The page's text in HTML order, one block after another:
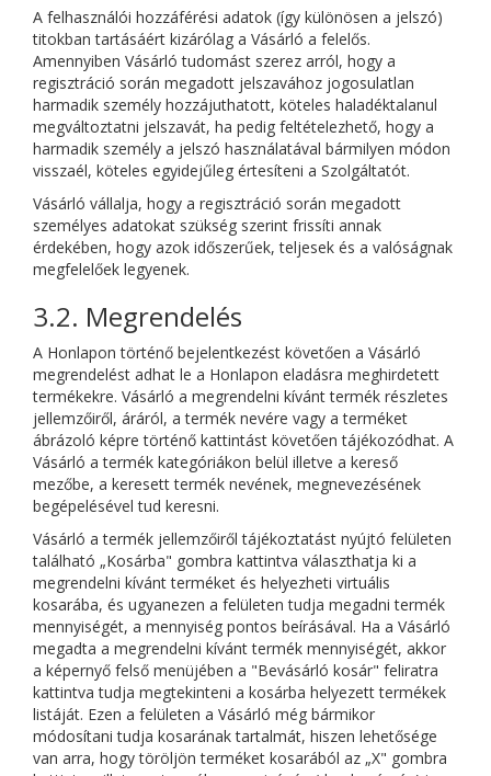
A felhasználói hozzáférési adatok (így különösen a jelszó)
titokban tartásáért kizárólag a Vásárló a felelős.
Amennyiben Vásárló tudomást szerez arról, hogy a
regisztráció során megadott jelszavához jogosulatlan
harmadik személy hozzájuthatott, köteles haladéktalanul
megváltoztatni jelszavát, ha pedig feltételezhető, hogy a
harmadik személy a jelszó használatával bármilyen módon
visszaél, köteles egyidejűleg értesíteni a Szolgáltatót.
Vásárló vállalja, hogy a regisztráció során megadott
személyes adatokat szükség szerint frissíti annak
érdekében, hogy azok időszerűek, teljesek és a valóságnak
megfelelőek legyenek.
3.2. Megrendelés
A Honlapon történő bejelentkezést követően a Vásárló
megrendelést adhat le a Honlapon eladásra meghirdetett
termékekre. Vásárló a megrendelni kívánt termék részletes
jellemzőiről, áráról, a termék nevére vagy a terméket
ábrázoló képre történő kattintást követően tájékozódhat. A
Vásárló a termék kategóriákon belül illetve a kereső
mezőbe, a keresett termék nevének, megnevezésének
begépelésével tud keresni.
Vásárló a termék jellemzőiről tájékoztatást nyújtó felületen
található „Kosárba" gombra kattintva választhatja ki a
megrendelni kívánt terméket és helyezheti virtuális
kosarába, és ugyanezen a felületen tudja megadni termék
mennyiségét, a mennyiség pontos beírásával. Ha a Vásárló
megadta a megrendelni kívánt termék mennyiségét, akkor
a képernyő felső menüjében a "Bevásárló kosár" feliratra
kattintva tudja megtekinteni a kosárba helyezett termékek
listáját. Ezen a felületen a Vásárló még bármikor
módosítani tudja kosarának tartalmát, hiszen lehetősége
van arra, hogy töröljön terméket kosarából az „X" gombra